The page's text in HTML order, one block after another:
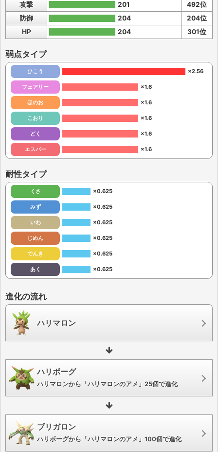
攻撃
201
492位
防御
204
204位
HP
204 301位
弱点タイプ
ひこう ×2.56
フェアリー ×1.6
ほのお ×1.6
こおり ×1.6
どく ×1.6
エスパー ×1.6
耐性タイプ
くさ ×0.625
みず ×0.625
いわ ×0.625
じめん ×0.625
でんき ×0.625
あく ×0.625
進化の流れ
ハリマロン
ハリボーグ
ハリマロンから「ハリマロンのアメ」25個で進化
ブリガロン
ハリボーグから「ハリマロンのアメ」100個で進化